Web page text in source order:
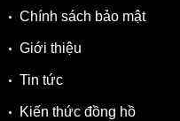
Chính sách bảo mật
Giới thiệu
Tin tức
Kiến thức đồng hồ